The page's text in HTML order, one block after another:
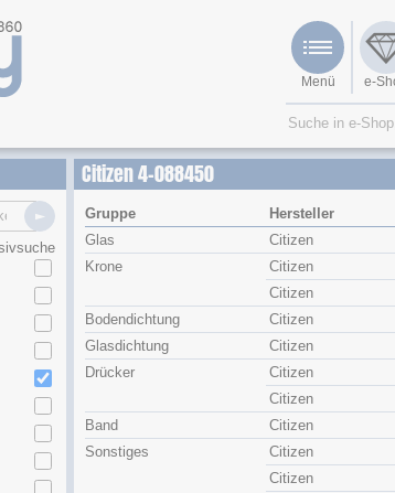
Menü e-
Citizen 4-088450
Gruppe Hersteller
Glas
Citizen
Krone
Citizen
Citizen
Bodendichtung
Citizen
Glasdichtung
Citizen
Drücker
Citizen
Citizen
Band
Citizen
Sonstiges
Citizen
Citizen